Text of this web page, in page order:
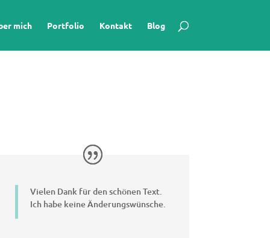
mich Portfolio Kontakt Blog
Vielen Dank für den schönen Text.
Ich habe keine Änderungswünsche.